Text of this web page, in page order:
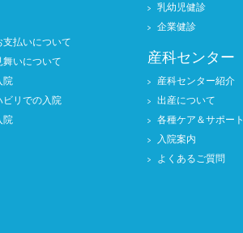
支払いについて
舞いについて
院
ビリでの入院
院
乳幼児健診
企業健診
産科センター
産科センター紹介
出産について
各種ケア＆サポート
入院案内
よくあるご質問